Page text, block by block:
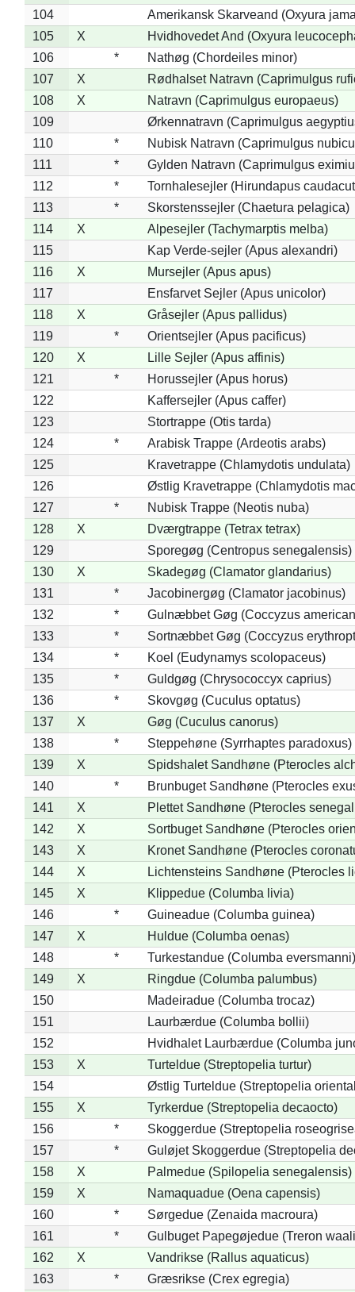
104
Amerikansk Skarveand (Oxyura
105
X
Hvidhovedet And (Oxyura
106
*
Nathøg (Chordeiles minor)
107
X
Rødhalset Natravn (Caprimulgus
108
X
Natravn (Caprimulgus europaeus)
109
Ørkennatravn (Caprimulgus
110
*
Nubisk Natravn (Caprimulgus
111
*
Gylden Natravn (Caprimulgus
112
*
Tornhalesejler (Hirundapus
113
*
Skorstenssejler (Chaetura pelagica)
114
X
Alpesejler (Tachymarptis melba)
115
Kap Verde-sejler (Apus alexandri)
116
X
Mursejler (Apus apus)
117
Ensfarvet Sejler (Apus unicolor)
118
X
Gråsejler (Apus pallidus)
119
*
Orientsejler (Apus pacificus)
120
X
Lille Sejler (Apus affinis)
121
*
Horussejler (Apus horus)
122
Kaffersejler (Apus caffer)
123
Stortrappe (Otis tarda)
124
*
Arabisk Trappe (Ardeotis arabs)
125
Kravetrappe (Chlamydotis undulata)
126
Østlig Kravetrappe (Chlamydotis
127
*
Nubisk Trappe (Neotis nuba)
128
X
Dværgtrappe (Tetrax tetrax)
129
Sporegøg (Centropus senegalensis)
130
X
Skadegøg (Clamator glandarius)
131
*
Jacobinergøg (Clamator jacobinus)
132
*
Gulnæbbet Gøg (Coccyzus
133
*
Sortnæbbet Gøg (Coccyzus
134
*
Koel (Eudynamys scolopaceus)
135
*
Guldgøg (Chrysococcyx caprius)
136
*
Skovgøg (Cuculus optatus)
137
X
Gøg (Cuculus canorus)
138
*
Steppehøne (Syrrhaptes paradoxus)
139
X
Spidshalet Sandhøne (Pterocles
140
*
Brunbuget Sandhøne (Pterocles
141
X
Plettet Sandhøne (Pterocles
142
X
Sortbuget Sandhøne (Pterocles
143
X
Kronet Sandhøne (Pterocles
144
X
Lichtensteins Sandhøne (Pterocles
145
X
Klippedue (Columba livia)
146
*
Guineadue (Columba guinea)
147
X
Huldue (Columba oenas)
148
*
Turkestandue (Columba eversmanni)
149
X
Ringdue (Columba palumbus)
150
Madeiradue (Columba trocaz)
151
Laurbærdue (Columba bollii)
152
Hvidhalet Laurbærdue (Columba
153
X
Turteldue (Streptopelia turtur)
154
Østlig Turteldue (Streptopelia
155
X
Tyrkerdue (Streptopelia decaocto)
156
*
Skoggerdue (Streptopelia
157
*
Guløjet Skoggerdue (Streptopelia
158
X
Palmedue (Spilopelia senegalensis)
159
X
Namaquadue (Oena capensis)
160
*
Sørgedue (Zenaida macroura)
161
*
Gulbuget Papegøjedue (Treron
162
X
Vandrikse (Rallus aquaticus)
163
*
Græsrikse (Crex egregia)